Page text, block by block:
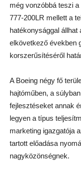
még vonzóbbá teszi
777-200LR mellett a
hatékonysággal
elkövetkező években
korszerűsítéséről
A Boeing négy fő
hajtóműben, a
fejlesztéseket annak
legyen a típus
marketing igazgatója
tartott előadása
nagyközönségnek.